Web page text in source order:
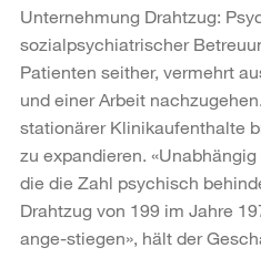
Unternehmung Drahtzug:
sozialpsychiatrischer
Patienten seither, vermehrt
und einer Arbeit
stationärer Klinikaufenthalte
zu expandieren.
die die Zahl psychisch
Drahtzug von 199 im Jahre
ange-stiegen», hält der